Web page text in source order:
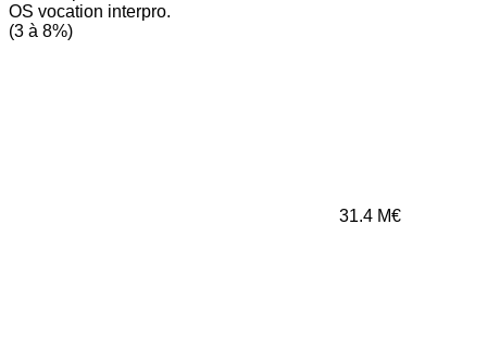
OS vocation interpro.
(3 à 8%)
31.4 M€